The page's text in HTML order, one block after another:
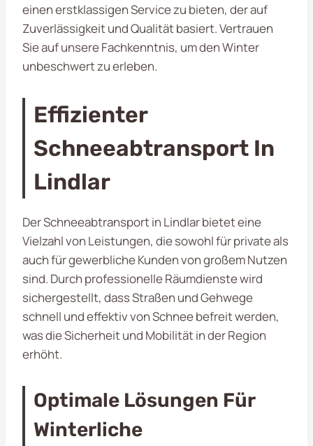
einen erstklassigen Service zu bieten, der auf
Zuverlässigkeit und Qualität basiert. Vertrauen
Sie auf unsere Fachkenntnis, um den Winter
unbeschwert zu erleben.
Effizienter
Schneeabtransport In
Lindlar
Der Schneeabtransport in Lindlar bietet eine
Vielzahl von Leistungen, die sowohl für private als
auch für gewerbliche Kunden von großem Nutzen
sind. Durch professionelle Räumdienste wird
sichergestellt, dass Straßen und Gehwege
schnell und effektiv von Schnee befreit werden,
was die Sicherheit und Mobilität in der Region
erhöht.
Optimale Lösungen Für
Winterliche